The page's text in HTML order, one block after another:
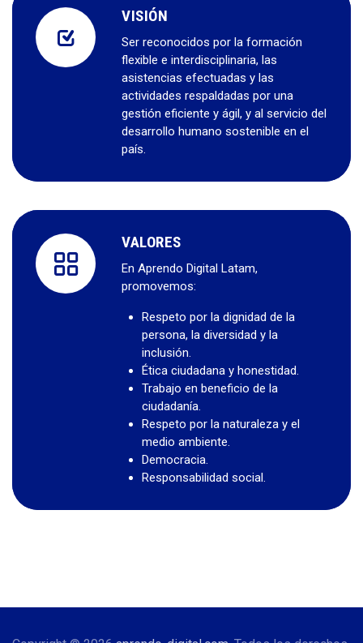
VISIÓN
Ser reconocidos por la formación
flexible e interdisciplinaria, las
asistencias efectuadas y las
actividades respaldadas por una
gestión eficiente y ágil, y al servicio del
desarrollo humano sostenible en el
país.
VALORES
En Aprendo Digital Latam,
promovemos:
Respeto por la dignidad de la
persona, la diversidad y la
inclusión.
Ética ciudadana y honestidad.
Trabajo en beneficio de la
ciudadanía.
Respeto por la naturaleza y el
medio ambiente.
Democracia.
Responsabilidad social.